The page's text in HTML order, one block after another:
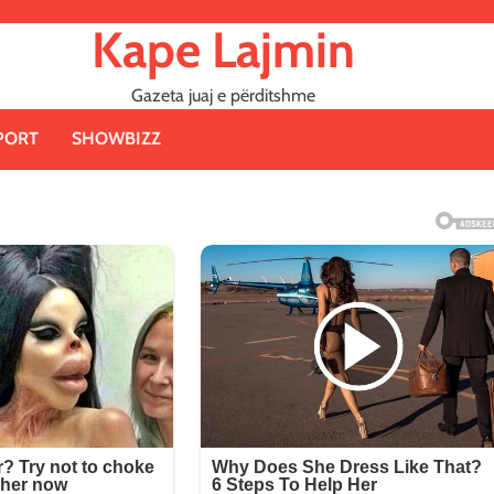
Kape Lajmin
Gazeta juaj e përditshme
SHOWBIZZ